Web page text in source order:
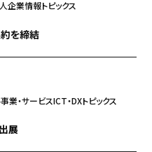
人企業情報トピックス
を締結
事業・サービスICT・DXトピックス
展